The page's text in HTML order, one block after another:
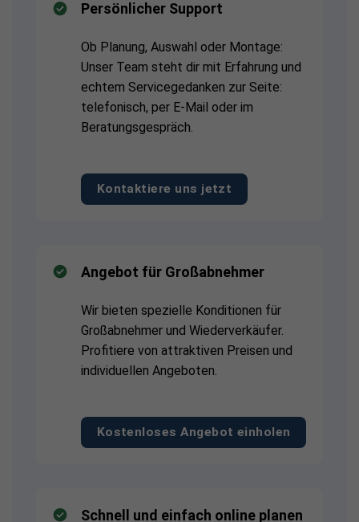
Persönlicher Support
Ob Planung, Auswahl oder Montage:
Unser Team steht dir mit Erfahrung und
echtem Servicegedanken zur Seite:
telefonisch, per E-Mail oder im
Beratungsgespräch.
Kontaktiere uns jetzt
Angebot für Großabnehmer
Wir bieten spezielle Konditionen für
Großabnehmer und Wiederverkäufer.
Profitiere von attraktiven Preisen und
individuellen Angeboten.
Kostenloses Angebot einholen
Schnell und einfach online planen